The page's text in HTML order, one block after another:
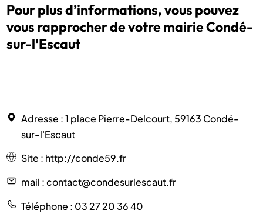
Pour plus d’informations, vous pouvez
vous rapprocher de votre mairie Condé-
sur-l'Escaut
Adresse : 1 place Pierre-Delcourt, 59163 Condé-
sur-l'Escaut
Site : http://conde59.fr
mail : contact@condesurlescaut.fr
Téléphone : 03 27 20 36 40